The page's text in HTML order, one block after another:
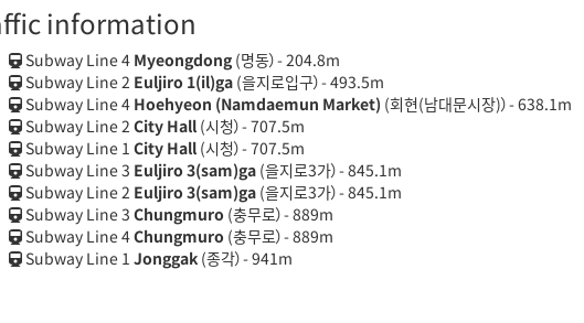
information
Subway Line 4 Myeongdong(명동）- 204.8m
Subway Line 2 Euljiro 1(il)ga(을지로입구）- 493.5m
Subway Line 4 Hoehyeon (Namdaemun Market) (회현(남대문시장)）- 638.1m
Subway Line 2 City Hall(시청）- 707.5m
Subway Line 1 City Hall(시청）- 707.5m
Subway Line 3 Euljiro 3(sam)ga(을지로3가）- 845.1m
Subway Line 2 Euljiro 3(sam)ga(을지로3가）- 845.1m
Subway Line 3 Chungmuro (충무로）- 889m
Subway Line 4Chungmuro (충무로）- 889m
Subway Line 1 Jonggak(종각）- 941m